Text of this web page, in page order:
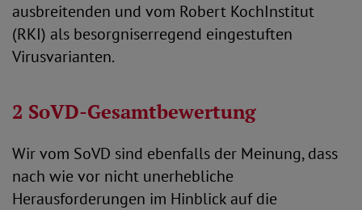
ausbreitenden und vom Robert KochInstitut
(RKI) als besorgniserregend eingestuften
Virusvarianten.
2 SoVD-Gesamtbewertung
Wir vom SoVD sind ebenfalls der Meinung, dass
nach wie vor nicht unerhebliche
Herausforderungen im Hinblick auf die